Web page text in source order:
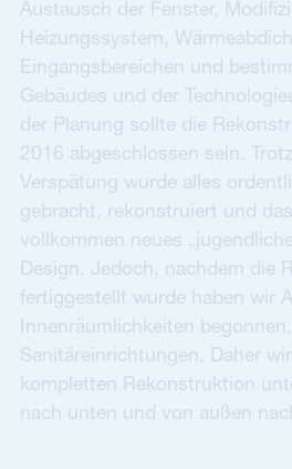
Austausch der Fenster,
Heizungssystem,
Eingangsbereichen und
Gebäudes und der
der Planung sollte die
2016 abgeschlossen sein.
Verspätung wurde alles
gebracht, rekonstruiert und
vollkommen neues
Design. Jedoch, nachdem die
fertiggestellt wurde haben wir
Innenräumlichkeiten
Sanitäreinrichtungen. Daher
kompletten Rekonstruktion
nach unten und von außen